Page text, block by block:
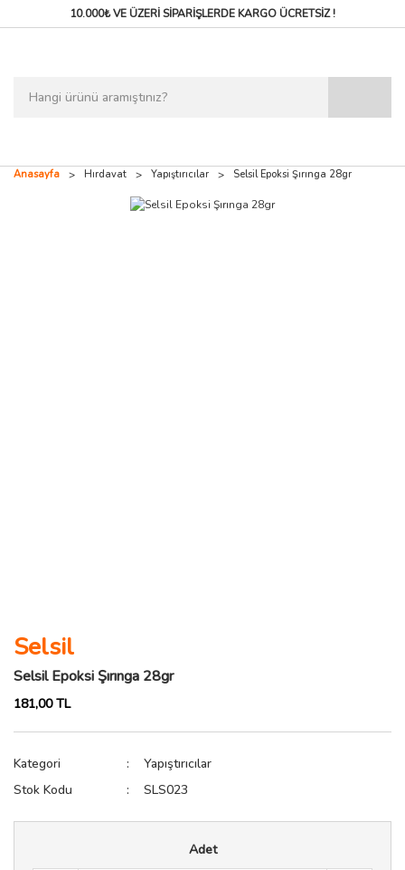
10.000₺ VE ÜZERİ SİPARİŞLERDEKARGO ÜCRETSİZ !
Anasayfa Hırdavat Yapıştırıcılar Selsil Epoksi Şırınga 28gr
Selsil
Selsil Epoksi Şırınga 28gr
181,00 TL
Kategori
Yapıştırıcılar
Stok Kodu
SLS023
Adet